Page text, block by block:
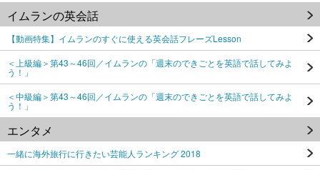
イムランの英会話
【動画特集】イムランのすぐに使える英会話フレーズLesson
＜上級編＞第43～46回／イムランの「週末のできごとを英語で話してみよ
う！」
＜中級編＞第43～46回／イムランの「週末のできごとを英語で話してみよ
う！」
エンタメ
一緒に海外旅行に行きたい芸能人ランキング 2018